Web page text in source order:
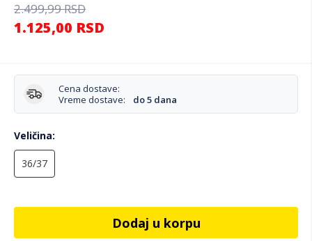
2.499,99RSD
1.125,00 RSD
Cena dostave:
Vreme dostave:
do 5 dana
Veličina
36/37
Dodaj u korpu